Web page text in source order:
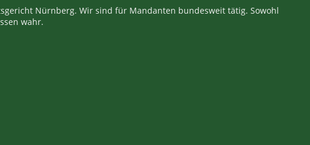
Nürnberg. Wir sind für Mandanten bundesweit tätig. Sowohl
wahr.